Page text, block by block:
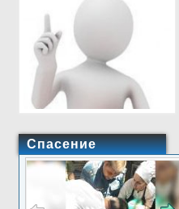
Спасение